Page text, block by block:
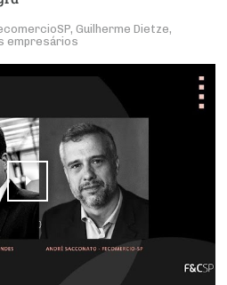
Guilherme Dietze,
empresários